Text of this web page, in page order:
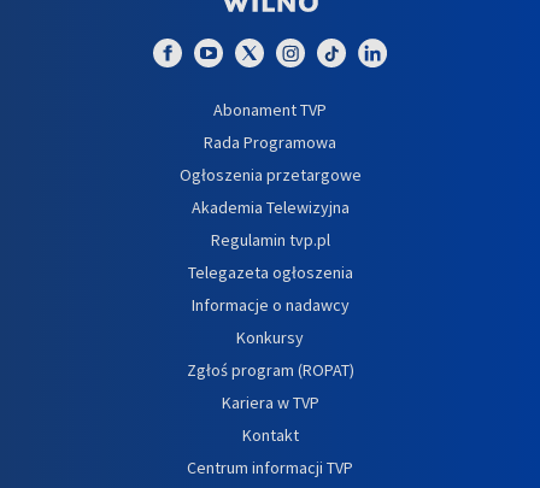
Abonament TVP
Rada Programowa
Ogłoszenia przetargowe
Akademia Telewizyjna
Regulamin tvp.pl
Telegazeta ogłoszenia
Informacje o nadawcy
Konkursy
Zgłoś program (ROPAT)
Kariera w TVP
Kontakt
Centrum informacji TVP